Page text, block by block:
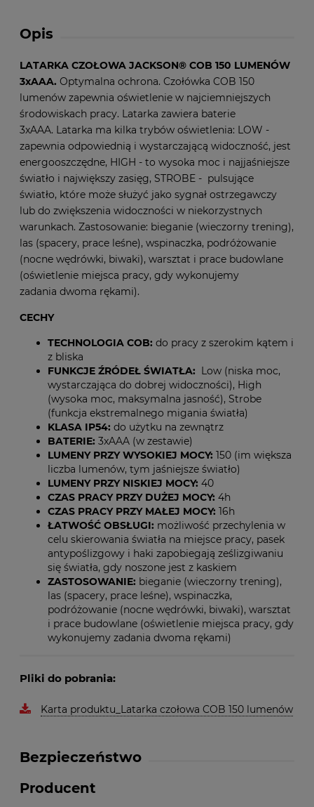
Opis
LATARKA CZOŁOWA JACKSON® COB 150 LUMENÓW
3xAAA. Optymalna ochrona. Czołówka COB 150
lumenów zapewnia oświetlenie w najciemniejszych
środowiskach pracy. Latarka zawiera baterie
3xAAA. Latarka ma kilka trybów oświetlenia: LOW -
zapewnia odpowiednią i wystarczającą widoczność, jest
energooszczędne, HIGH - to wysoka moc i najjaśniejsze
światło i największy zasięg, STROBE - pulsujące
światło, które może służyć jako sygnał ostrzegawczy
lub do zwiększenia widoczności w niekorzystnych
warunkach. Zastosowanie: bieganie (wieczorny trening),
las (spacery, prace leśne), wspinaczka, podróżowanie
(nocne wędrówki, biwaki), warsztat i prace budowlane
(oświetlenie miejsca pracy, gdy wykonujemy
zadania dwoma rękami).
CECHY
TECHNOLOGIA COB: do pracy z szerokim kątem i
z bliska
FUNKCJE ŹRÓDEŁ ŚWIATŁA: Low (niska moc,
wystarczająca do dobrej widoczności), High
(wysoka moc, maksymalna jasność), Strobe
(funkcja ekstremalnego migania światła)
KLASA IP54: do użytku na zewnątrz
BATERIE: 3xAAA (w zestawie)
LUMENY PRZY WYSOKIEJ MOCY: 150 (im większa
liczba lumenów, tym jaśniejsze światło)
LUMENY PRZY NISKIEJ MOCY: 40
CZAS PRACY PRZY DUŻEJ MOCY: 4h
CZAS PRACY PRZY MAŁEJ MOCY: 16h
ŁATWOŚĆ OBSŁUGI: możliwość przechylenia w
celu skierowania światła na miejsce pracy, pasek
antypoślizgowy i haki zapobiegają ześlizgiwaniu
się światła, gdy noszone jest z kaskiem
ZASTOSOWANIE: bieganie (wieczorny trening),
las (spacery, prace leśne), wspinaczka,
podróżowanie (nocne wędrówki, biwaki), warsztat
i prace budowlane (oświetlenie miejsca pracy, gdy
wykonujemy zadania dwoma rękami)
Pliki do pobrania:
Karta produktu_Latarka czołowa COB 150 lumenów
Bezpieczeństwo
Producent